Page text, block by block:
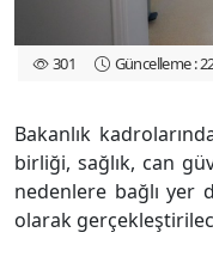
301 Güncelleme :
Bakanlık
birliği, sağlık, can
nedenlere bağlı yer
olarak